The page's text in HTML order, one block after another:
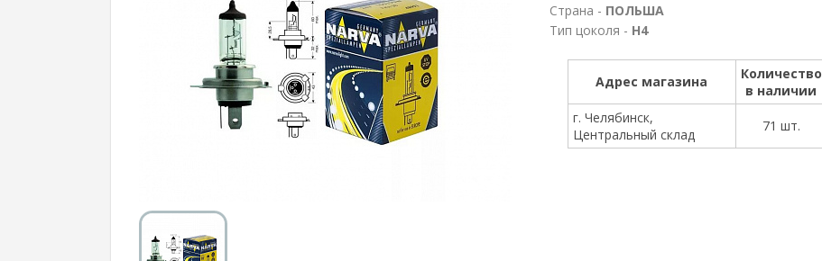
Страна - ПОЛЬША
Тип цоколя - Н4
Адрес магазина
Количество
в наличии
г. Челябинск,
Центральный склад
71 шт.